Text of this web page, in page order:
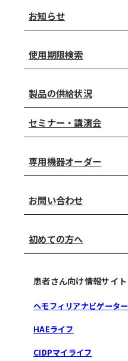
お知らせ
使用期限検索
製品の供給状況
セミナー・講演会
専用機器オーダー
お問い合わせ
初めての方へ
患者さん向け情報サイト
ヘモフィリアナビゲーター
HAEライフ
CIDPマイライフ